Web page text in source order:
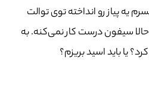
یه پیاز رو انداخته توی توالت
سیفون درست کار نمی‌کنه. به
یا باید اسید بریزم؟